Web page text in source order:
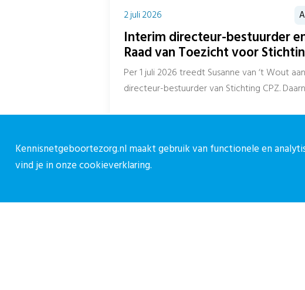
2 juli 2026
Interim directeur-bestuurder
Raad van Toezicht voor
Per 1 juli 2026 treedt Susanne van ‘t Wout
directeur-bestuurder van Stichting CPZ.
Kennisnetgeboortezorg.nl maakt gebruik van functionele en
vind je in onzecookieverklaring.